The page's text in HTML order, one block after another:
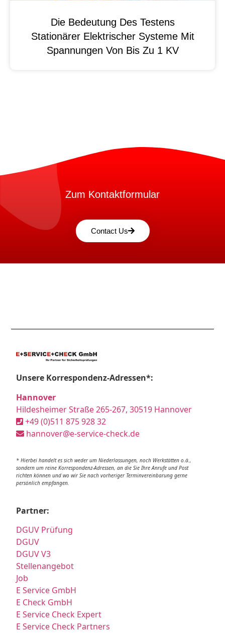
Die Bedeutung Des Testens
Stationärer Elektrischer Systeme Mit
Spannungen Von Bis Zu 1 KV
Zum Kontaktformular
Contact Us
Unsere Korrespondenz-Adressen*:
Hannover
Hildesheimer Straße 265-267, 30519 Hannover
+49 (0)511 875 928 32
hannover@e-service-check.de
* Hierbei handelt es sich weder um Niederlassungen, noch Werkstätten o.ä.,
sondern um reine Korrespondenz-Adressen, an die Sie Ihre Anrufe und Post
richten können und wo wir Sie nach vorheriger Terminvereinbarung gerne
persönlich empfangen.
Partner:
DGUV Prüfung
DGUV
DGUV V3
Stellenangebot
Job
E Service GmbH
E Check GmbH
E Service Check Expert
E Service Check Partners